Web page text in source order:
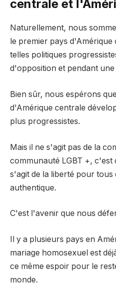
centrale et
Naturellement, nous
le premier pays
telles politiques
d'opposition et pendant une
Bien sûr, nous espérons
d'Amérique centrale
plus progressistes.
Mais il ne s'agit pas de la
communauté LGBT +, c'est
s'agit de la liberté pour
authentique.
C'est l'avenir que nous
Il y a plusieurs pays en
mariage homosexuel est
ce même espoir pour le
monde.